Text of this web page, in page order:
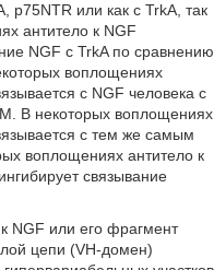
p75NTR или как с TrkA, так
антитело к NGF
NGF с TrkA по сравнению
воплощениях
с NGF человека с
В некоторых воплощениях
с тем же самым
воплощениях антитело к
связывание
NGF или его фрагмент
цепи (VH-домен)